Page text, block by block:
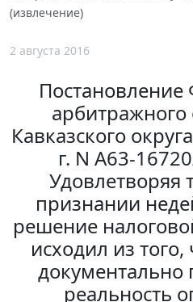
(извлечение)
2 августа 2016
Постановление
арбитражного
Кавказского
г. N А63-
Удовлетворяя
признании
решение
исходил из
документально
реальность